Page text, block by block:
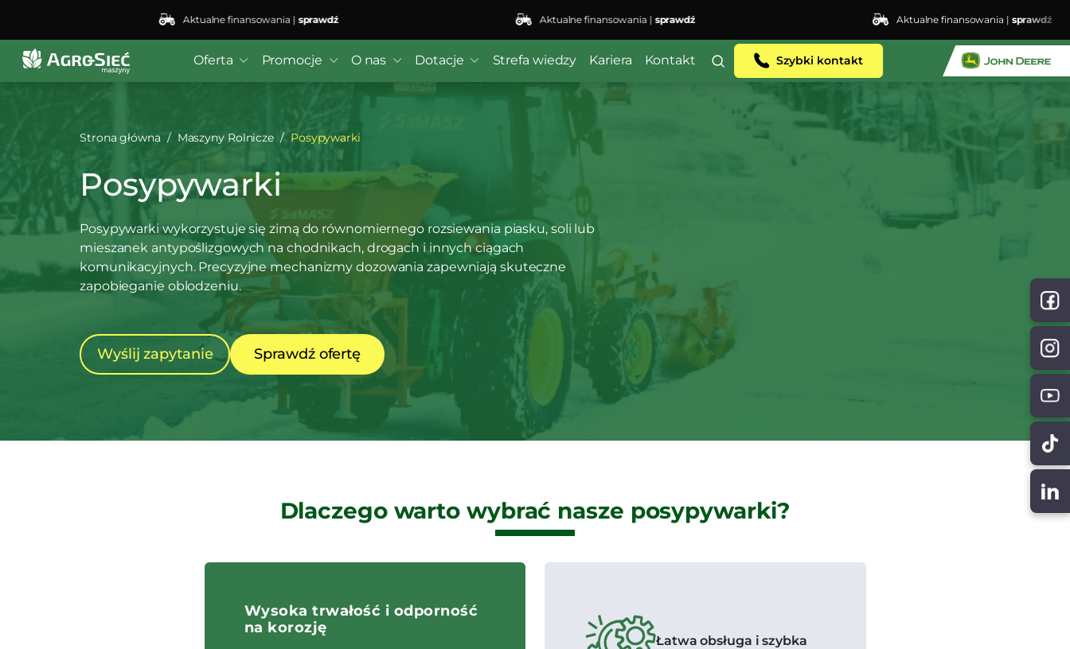
Aktualne finansowania |sprawdź Aktualne finansowania |sprawdź Aktualne finansowania |sprawdź
Oferta Promocje O nas Dotacje Strefa wiedzy Kariera Kontakt Szybki kontakt
Strona główna Maszyny Rolnicze Posypywarki
Posypywarki
Posypywarki wykorzystuje się zimą do równomiernego rozsiewania piasku, soli lub
mieszanek antypoślizgowych na chodnikach, drogach i innych ciągach
komunikacyjnych. Precyzyjne mechanizmy dozowania zapewniają skuteczne
zapobieganie oblodzeniu.
Wyślij zapytanie Sprawdź ofertę
Dlaczego warto wybrać nasze posypywarki?
Wysoka trwałość i odporność
na korozję
Łatwa obsługa i szybka